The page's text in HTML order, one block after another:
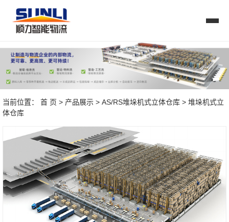
当前位置： 首 页 > 产品展示 > AS/RS堆垛机式立体仓库 > 堆垛机式立
体仓库